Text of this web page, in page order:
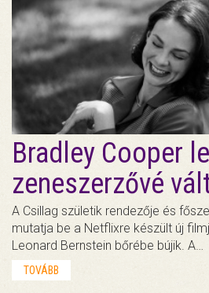
Bradley Cooper
zeneszerzővé
A Csillag születik rendezője és
mutatja be a Netflixre készült új
Leonard Bernstein bőrébe bújik. A…
TOVÁBB